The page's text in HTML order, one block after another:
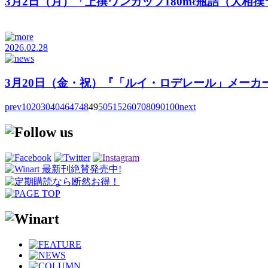
2026.02.28
3月20日（金・祝）​『「ルイ・ロデレール」メーカ
prev10203040464748495051 5260708090100next